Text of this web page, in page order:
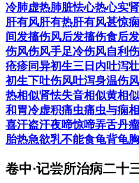
钱乙，字仲阳，宋代东平人
元1032~1113年），享年82
氏治学，当初先以《颅囟方
威的小儿疾病，声誉卓著，
在多年的行医过程中，钱乙
名医家。《四库全书总目提
过。其一生著作颇多，有《
篇，《钱氏小儿方》八卷，
儿药证直诀》，其他书均已
昌）人，一说大梁（今河南
儿科名医钱乙得愈。稍长，
冷肺虚热肺脏怯心热心实
肝有风肝有热肝有风甚惊
间发搐伤风后发搐伤食后
伤风伤风手足冷伤风自利
疮疹同异初生三日内吐泻
初生下吐伤风吐泻身温伤
热相似肾怯失音相似黄相似
和 胃冷虚积痛虫痛虫与痫
喜汗盗汗夜啼惊啼弄舌丹瘤
胎热急欲乳不能食龟背龟胸
卷中·记尝所治病二十